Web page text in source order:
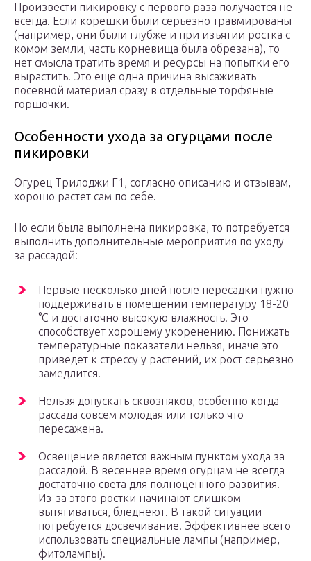
Произвести пикировку с первого раза получается не
всегда. Если корешки были серьезно травмированы
(например, они были глубже и при изъятии ростка с
комом земли, часть корневища была обрезана), то
нет смысла тратить время и ресурсы на попытки его
вырастить. Это еще одна причина высаживать
посевной материал сразу в отдельные торфяные
горшочки.
Особенности ухода за огурцами после
пикировки
Огурец Трилоджи F1, согласно описанию и отзывам,
хорошо растет сам по себе.
Но если была выполнена пикировка, то потребуется
выполнить дополнительные мероприятия по уходу
за рассадой:
Первые несколько дней после пересадки нужно
поддерживать в помещении температуру 18-20
°С и достаточно высокую влажность. Это
способствует хорошему укоренению. Понижать
температурные показатели нельзя, иначе это
приведет к стрессу у растений, их рост серьезно
замедлится.
Нельзя допускать сквозняков, особенно когда
рассада совсем молодая или только что
пересажена.
Освещение является важным пунктом ухода за
рассадой. В весеннее время огурцам не всегда
достаточно света для полноценного развития.
Из-за этого ростки начинают слишком
вытягиваться, бледнеют. В такой ситуации
потребуется досвечивание. Эффективнее всего
использовать специальные лампы (например,
фитолампы).